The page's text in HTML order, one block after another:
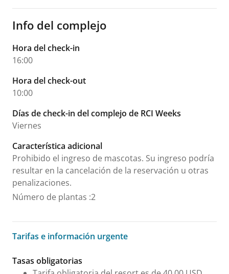
Info del complejo
Hora del check-in
16:00
Hora del check-out
10:00
Días de check-in del complejo de RCI Weeks
Viernes
Característica adicional
Prohibido el ingreso de mascotas. Su ingreso podría
resultar en la cancelación de la reservación u otras
penalizaciones.
Número de plantas :2
Tarifas e información urgente
Tarifas e información urgente
Tasas obligatorias